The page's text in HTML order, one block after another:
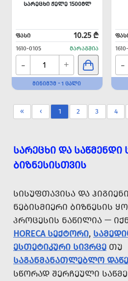
ᲡᲐᲠᲔᲪᲮᲘ ᲟᲔᲚᲔ 1500ᲛᲚ
ᲤᲐᲡᲘ 10.25 ₾
1610-0105 ᲛᲐᲠᲐᲒᲨᲘᲐ
- +
ᲛᲘᲜᲘᲛᲣᲛ - 1 ᲪᲐᲚᲘ
-
« ‹ 1 2 3 4
ᲡᲐᲠᲔᲪᲮᲘ ᲓᲐ ᲡᲐᲬᲛᲔᲜᲓᲘ
ᲑᲘᲖᲜᲔᲡᲘᲡᲗᲕᲘᲡ
ᲡᲘᲡᲣᲤᲗᲐᲕᲘᲡᲐ ᲓᲐ
ᲜᲔᲑᲘᲡᲛᲘᲔᲠᲘ ᲑᲘᲖᲜᲔᲡᲘᲡ
ᲞᲠᲝᲪᲔᲡᲘᲡ ᲜᲐᲬᲘᲚᲘᲐ —
HORECA ᲡᲔᲥᲢᲝᲠᲘ,
ᲔᲡᲗᲔᲢᲘᲙᲣᲠᲘ ᲡᲘᲕᲠᲪᲔ ᲗᲣ
ᲡᲐᲒᲐᲜᲛᲐᲜᲐᲗᲚᲔᲑᲚᲝ
ᲡᲬᲝᲠᲐᲓ ᲨᲔᲠᲩᲔᲣᲚᲘ